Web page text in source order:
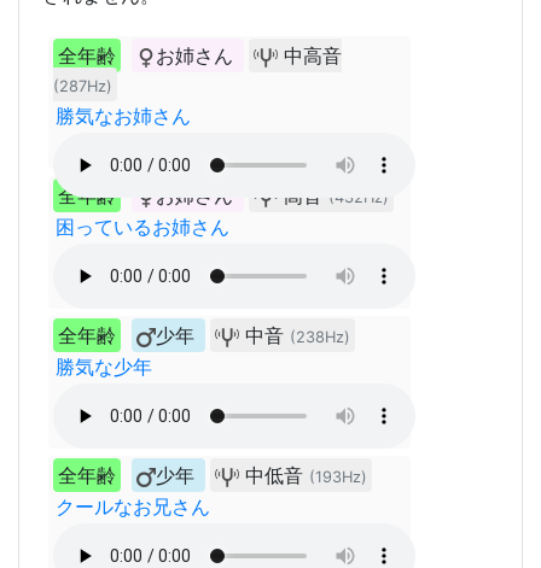
全年齢 お姉さん 中高音
(287Hz)
勝気なお姉さん
全年齢 お姉さん 高音 (432Hz)
困っているお姉さん
全年齢 少年 中音 (238Hz)
勝気な少年
全年齢 少年 中低音 (193Hz)
クールなお兄さん